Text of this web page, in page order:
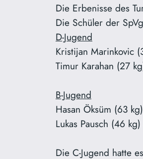
Die Erbenisse des
Die Schüler der
D-Jugend
Kristijan Marinkovic
Timur Karahan (27
B-Jugend
Hasan Öksüm (63
Lukas Pausch (46
Die C-Jugend hatte